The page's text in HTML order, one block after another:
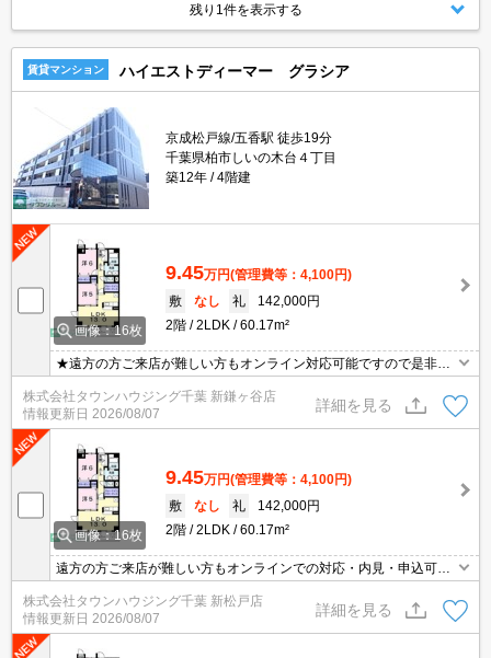
残り1件を表示する
賃貸マンション ハイエストディーマー グラシア
京成松戸線/五香駅 徒歩19分
千葉県柏市しいの木台４丁目
築12年
4階建
画像：16枚
9.45万円(管理費等：4,100円)
敷
なし 礼
142,000円
2階
2LDK 60.17m²
★遠方の方ご来店が難しい方もオンライン対応可能ですので是非一
度ご相談くださいませ！お部屋探しはタウンハウジングにお任せ下
さい★
株式会社タウンハウジング千葉 新鎌ヶ谷店
情報更新日 2026/08/07
詳細を見る
画像：16枚
9.45万円(管理費等：4,100円)
敷
なし 礼
142,000円
2階
2LDK 60.17m²
遠方の方ご来店が難しい方もオンラインでの対応・内見・申込可能
です。お部屋探しは、【タウンハウジング千葉 新松戸店】へお任
せください！
株式会社タウンハウジング千葉 新松戸店
情報更新日 2026/08/07
詳細を見る